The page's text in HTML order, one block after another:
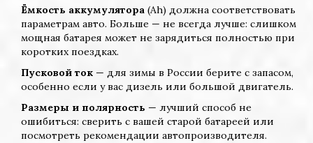
Ёмкость аккумулятора (Ah) должна соответствовать
параметрам авто. Больше — не всегда лучше: слишком
мощная батарея может не зарядиться полностью при
коротких поездках.
Пусковой ток — для зимы в России берите с запасом,
особенно если у вас дизель или большой двигатель.
Размеры и полярность — лучший способ не
ошибиться: сверить с вашей старой батареей или
посмотреть рекомендации автопроизводителя.